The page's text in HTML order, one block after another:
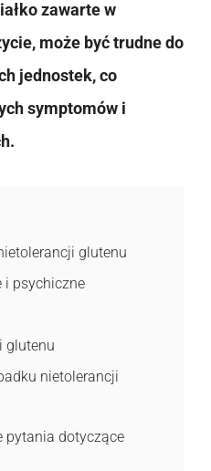
zawarte w
może być trudne do
jednostek, co
symptomów i
glutenu
i psychiczne
glutenu
nietolerancji
pytania dotyczące